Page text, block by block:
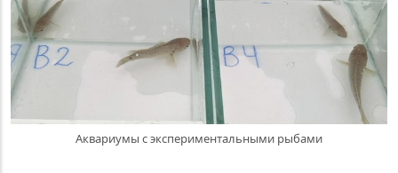
Аквариумы с экспериментальными рыбами